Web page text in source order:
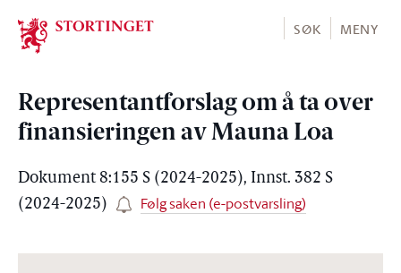
Stortinget.no
SØK MENY
Representantforslag om å ta over
finansieringen av Mauna Loa
Dokument 8:155 S (2024-2025), Innst. 382 S
(2024-2025)
Følg saken (e-postvarsling)